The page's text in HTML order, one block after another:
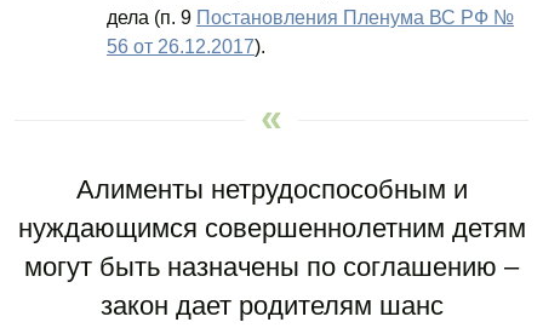
дела (п. 9 Постановления Пленума ВС РФ №
56 от 26.12.2017).
Алименты нетрудоспособным и
нуждающимся совершеннолетним детям
могут быть назначены по соглашению –
закон дает родителям шанс